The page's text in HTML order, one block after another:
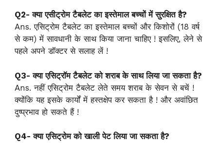
Q2- क्या एसीट्रोम टैबलेट का इस्तेमाल बच्चों में सुरक्षित है?
Ans. एसिट्रोम टैबलेट का इस्तेमाल बच्चों और किशोरों (18 वर्ष
से कम) में सावधानी के साथ किया जाना चाहिए ! इसलिए, लेने से
पहले अपने डॉक्टर से सलाह लें !
Q3- क्या एसिट्रॉम टैबलेट को शराब के साथ लिया जा सकता है?
Ans. नहीं एसिट्रोम टैबलेट लेते समय शराब के सेवन से बचें !
क्योंकि यह इसके कार्यों में हस्तक्षेप कर सकता है ! और अवांछित
दुष्प्रभाव हो सकते हैं !
Q4- क्या एसिट्रोम को खाली पेट लिया जा सकता है?